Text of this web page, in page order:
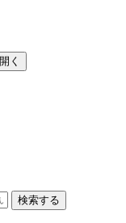
く
検索する